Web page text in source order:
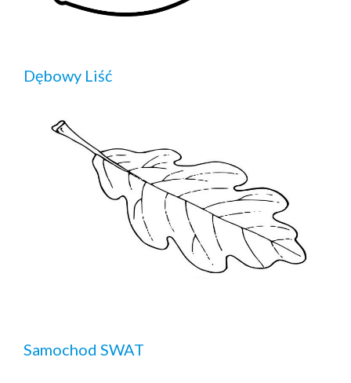
Dębowy Liść
Samochod SWAT